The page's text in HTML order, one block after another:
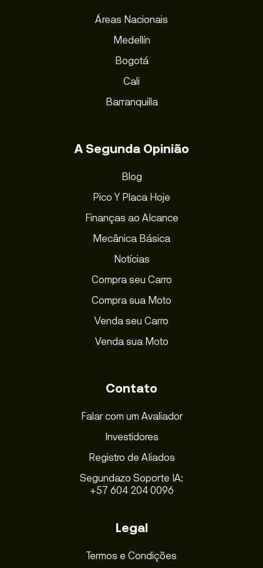
Áreas Nacionais
Medellín
Bogotá
Cali
Barranquilla
A Segunda Opinião
Blog
Pico Y Placa Hoje
Finanças ao Alcance
Mecânica Básica
Notícias
Compra seu Carro
Compra sua Moto
Venda seu Carro
Venda sua Moto
Contato
Falar com um Avaliador
Investidores
Registro de Aliados
Segundazo Soporte IA:
+57 604 204 0096
Legal
Termos e Condições